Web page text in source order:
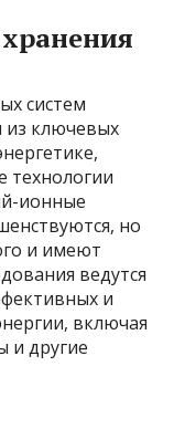
систем
из ключевых
технологии
ионные
но
и имеют
ведутся
и
включая
и другие